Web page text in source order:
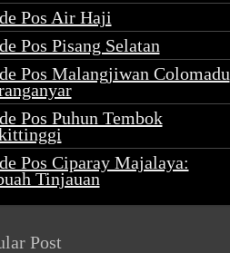
Pos Air Haji
Pos Pisang Selatan
Pos Malangjiwan Colomadu
Pos Puhun Tembok
Pos Ciparay Majalaya:
Tinjauan
Post